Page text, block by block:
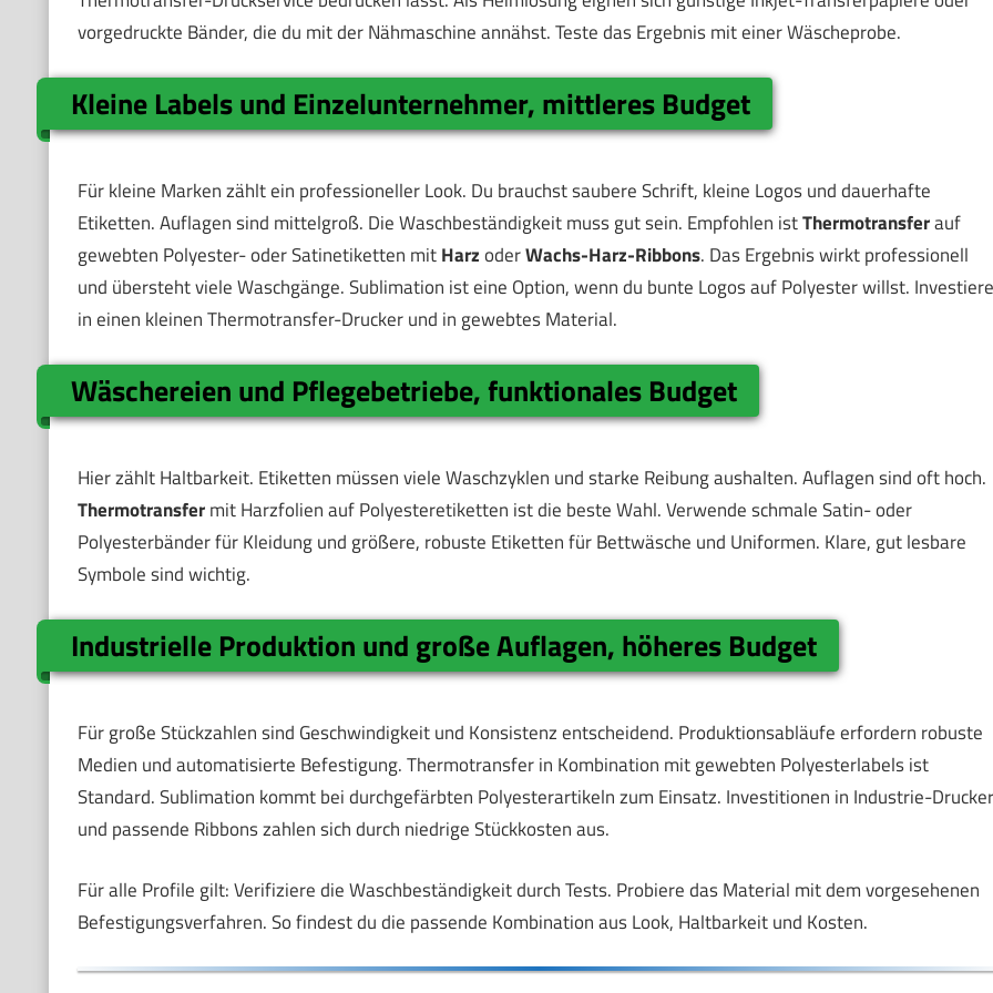
vorgedruckte Bänder, die du mit der Nähmaschine annähst. Teste das Ergebnis mit einer Wäscheprobe.
Kleine Labels und Einzelunternehmer, mittleres Budget
Für kleine Marken zählt ein professioneller Look. Du brauchst saubere Schrift, kleine Logos und dauerhafte
Etiketten. Auflagen sind mittelgroß. Die Waschbeständigkeit muss gut sein. Empfohlen istThermotransferauf
gewebten Polyester- oder Satinetiketten mitHarzoderWachs-Harz-Ribbons. Das Ergebnis wirkt professionell
und übersteht viele Waschgänge. Sublimation ist eine Option, wenn du bunte Logos auf Polyester willst. Investiere
in einen kleinen Thermotransfer-Drucker und in gewebtes Material.
Wäschereien und Pflegebetriebe, funktionales Budget
Hier zählt Haltbarkeit. Etiketten müssen viele Waschzyklen und starke Reibung aushalten. Auflagen sind oft hoch.
Thermotransfermit Harzfolien auf Polyesteretiketten ist die beste Wahl. Verwende schmale Satin- oder
Polyesterbänder für Kleidung und größere, robuste Etiketten für Bettwäsche und Uniformen. Klare, gut lesbare
Symbole sind wichtig.
Industrielle Produktion und große Auflagen, höheres Budget
Für große Stückzahlen sind Geschwindigkeit und Konsistenz entscheidend. Produktionsabläufe erfordern robuste
Medien und automatisierte Befestigung. Thermotransfer in Kombination mit gewebten Polyesterlabels ist
Standard. Sublimation kommt bei durchgefärbten Polyesterartikeln zum Einsatz. Investitionen in Industrie-Drucker
und passende Ribbons zahlen sich durch niedrige Stückkosten aus.
Für alle Profile gilt: Verifiziere die Waschbeständigkeit durch Tests. Probiere das Material mit dem vorgesehenen
Befestigungsverfahren. So findest du die passende Kombination aus Look, Haltbarkeit und Kosten.